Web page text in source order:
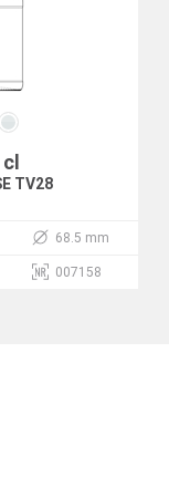
TV28
68.5 mm
007158